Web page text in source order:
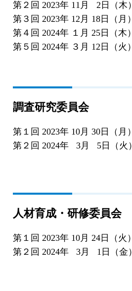
第２回 2023年 11月 2日（木）
第３回 2023年 12月 18日（月）
第４回 2024年 １月 25日（木）
第５回 2024年 ３月 12日（
調査研究委員会
第１回 2023年 10月 30日（月）
第２回 2024年 3月 5日（火）
人材育成・研修委員会
第１回 2023年 10月 24日（火）
第２回 2024年 3月 1日（金）